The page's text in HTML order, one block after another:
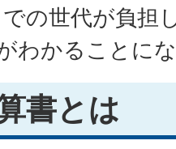
の世代が負担
わかることに
書とは